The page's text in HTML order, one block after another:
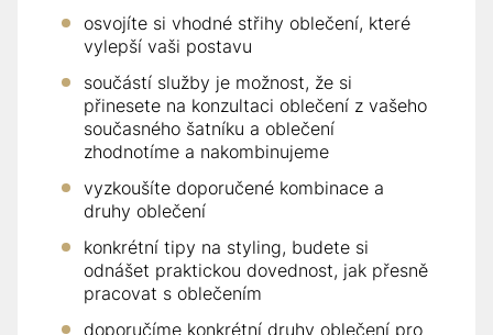
osvojíte si vhodné střihy oblečení, které
vylepší vaši postavu
součástí služby je možnost, že si
přinesete na konzultaci oblečení z vašeho
současného šatníku a oblečení
zhodnotíme a nakombinujeme
vyzkoušíte doporučené kombinace a
druhy oblečení
konkrétní tipy na styling, budete si
odnášet praktickou dovednost, jak přesně
pracovat s oblečením
doporučíme konkrétní druhy oblečení pro